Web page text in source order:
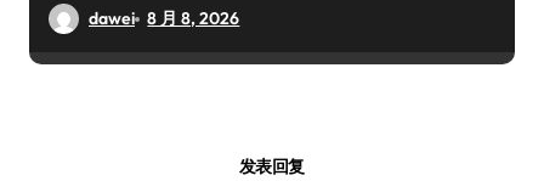
dawei 8 月 8, 2026
发表回复